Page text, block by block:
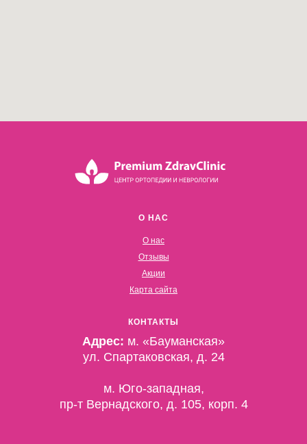
О НАС
О нас
Отзывы
Акции
Карта сайта
КОНТАКТЫ
Адрес: м. «Бауманская»
ул. Спартаковская, д. 24
м. Юго-западная,
пр-т Вернадского, д. 105, корп. 4